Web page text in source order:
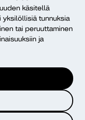
käsitellä
tunnuksia
tai peruuttaminen
ja
kaikkien on
huolimatta, ja
niin, että ne tukevat
mahdollistaa
Dialogi.